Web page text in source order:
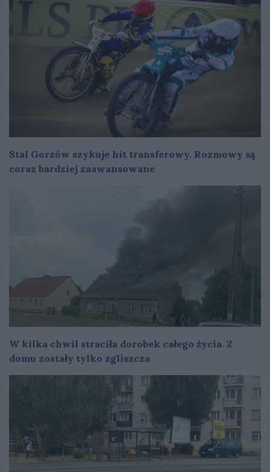
Stal Gorzów szykuje hit transferowy. Rozmowy są
coraz bardziej zaawansowane
W kilka chwil straciła dorobek całego życia. Z
domu zostały tylko zgliszcza